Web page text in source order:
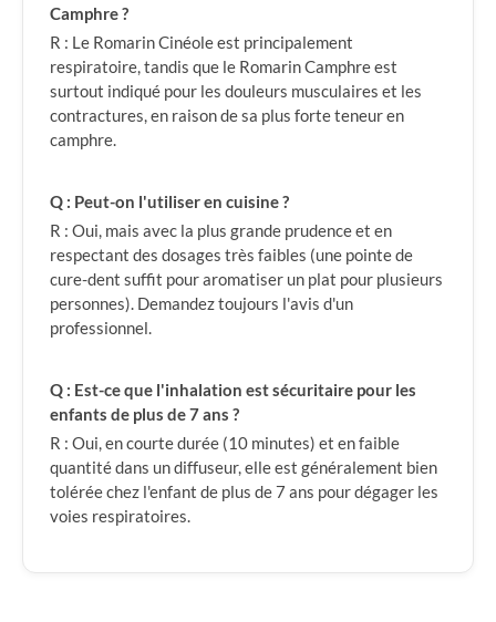
Camphre ?
R : Le Romarin Cinéole est principalement
respiratoire, tandis que le Romarin Camphre est
surtout indiqué pour les douleurs musculaires et les
contractures, en raison de sa plus forte teneur en
camphre.
Q : Peut-on l'utiliser en cuisine ?
R : Oui, mais avec la plus grande prudence et en
respectant des dosages très faibles (une pointe de
cure-dent suffit pour aromatiser un plat pour plusieurs
personnes). Demandez toujours l'avis d'un
professionnel.
Q : Est-ce que l'inhalation est sécuritaire pour les
enfants de plus de 7 ans ?
R : Oui, en courte durée (10 minutes) et en faible
quantité dans un diffuseur, elle est généralement bien
tolérée chez l'enfant de plus de 7 ans pour dégager les
voies respiratoires.